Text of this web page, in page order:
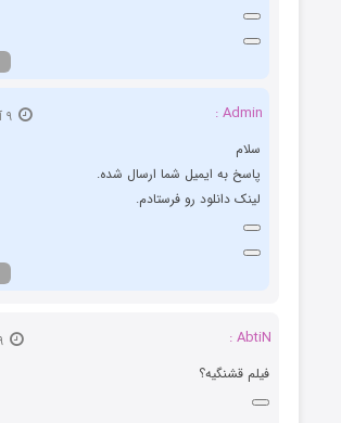
Admin :
پاسخ به ایمیل شما ارسال شده.
لینک دانلود رو فرستادم.
فیلم قشنگیه؟